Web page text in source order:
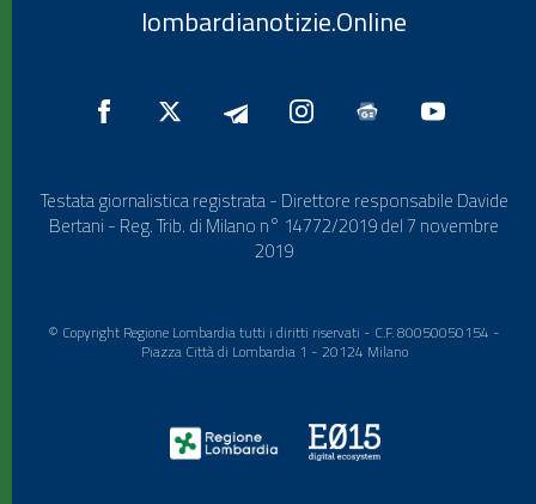
lombardianotizie.Online
Testata giornalistica registrata - Direttore responsabile Davide
Bertani - Reg. Trib. di Milano n° 14772/2019 del 7 novembre
2019
© Copyright Regione Lombardia tutti i diritti riservati - C.F. 80050050154 -
Piazza Città di Lombardia 1 - 20124 Milano